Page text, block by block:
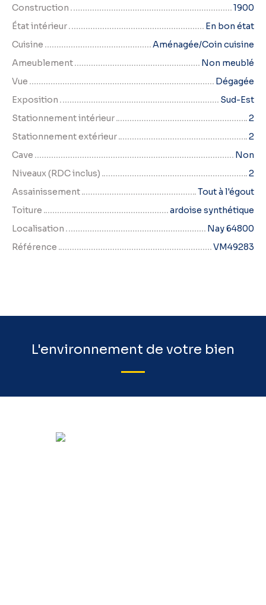
Construction
1900
État intérieur
En bon état
Cuisine
Aménagée/Coin cuisine
Ameublement
Non meublé
Vue
Dégagée
Exposition
Sud-Est
Stationnement intérieur
2
Stationnement extérieur
2
Cave
Non
Niveaux (RDC inclus)
2
Assainissement
Tout à l'égout
Toiture
ardoise synthétique
Localisation
Nay 64800
Référence
VM49283
L'environnement de votre bien